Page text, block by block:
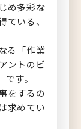
め多彩な
いる、
る「作業
ントのビ
す。
をするの
求めてい